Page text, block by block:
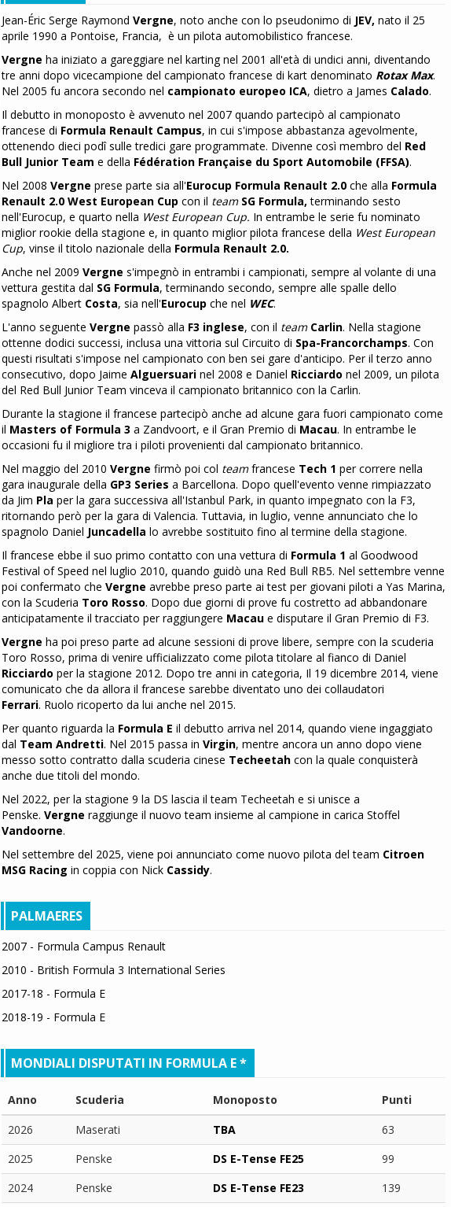
Jean-Éric Serge Raymond Vergne, noto anche con lo pseudonimo di JEV, nato il 25
aprile 1990 a Pontoise, Francia, è un pilota automobilistico francese.
Vergne ha iniziato a gareggiare nel karting nel 2001 all'età di undici anni, diventando
tre anni dopo vicecampione del campionato francese di kart denominato Rotax Max.
Nel 2005 fu ancora secondo nel campionato europeo ICA, dietro a James Calado.
Il debutto in monoposto è avvenuto nel 2007 quando partecipò al campionato
francese di Formula Renault Campus, in cui s'impose abbastanza agevolmente,
ottenendo dieci podî sulle tredici gare programmate. Divenne così membro del Red
Bull Junior Team e della Fédération Française du Sport Automobile (FFSA).
Nel 2008 Vergne prese parte sia all'Eurocup Formula Renault 2.0che alla Formula
Renault 2.0 West European Cup con il team SG Formula,terminando sesto
nell'Eurocup, e quarto nella West European Cup. In entrambe le serie fu nominato
miglior rookie della stagione e, in quanto miglior pilota francese della West European
Cup, vinse il titolo nazionale della Formula Renault 2.0.
Anche nel 2009 Vergne s'impegnò in entrambi i campionati, sempre al volante di una
vettura gestita dal SG Formula, terminando secondo, sempre alle spalle dello
spagnolo Albert Costa, sia nell'Eurocup che nel WEC.
L'anno seguente Vergne passò alla F3 inglese, con il team Carlin. Nella stagione
ottenne dodici successi, inclusa una vittoria sul Circuito di Spa-Francorchamps. Con
questi risultati s'impose nel campionato con ben sei gare d'anticipo. Per il terzo anno
consecutivo, dopo Jaime Alguersuarinel 2008 e Daniel Ricciardo nel 2009, un pilota
del Red Bull Junior Team vinceva il campionato britannico con la Carlin.
Durante la stagione il francese partecipò anche ad alcune gara fuori campionato come
il Masters of Formula 3 a Zandvoort, e il Gran Premio di Macau. In entrambe le
occasioni fu il migliore tra i piloti provenienti dal campionato britannico.
Nel maggio del 2010 Vergne firmò poi col teamfrancese Tech 1 per correre nella
gara inaugurale della GP3 Series a Barcellona. Dopo quell'evento venne rimpiazzato
da Jim Pla per la gara successiva all'Istanbul Park, in quanto impegnato con la F3,
ritornando però per la gara di Valencia. Tuttavia, in luglio, venne annunciato che lo
spagnolo Daniel Juncadella lo avrebbe sostituito fino al termine della stagione.
Il francese ebbe il suo primo contatto con una vettura di Formula 1 al Goodwood
Festival of Speed nel luglio 2010, quando guidò una Red Bull RB5. Nel settembre venne
poi confermato che Vergne avrebbe preso parte ai test per giovani piloti a Yas Marina,
con la Scuderia Toro Rosso. Dopo due giorni di prove fu costretto ad abbandonare
anticipatamente il tracciato per raggiungere Macaue disputare il Gran Premio di F3.
Vergne ha poi preso parte ad alcune sessioni di prove libere, sempre con la scuderia
Toro Rosso, prima di venire ufficializzato come pilota titolare al fianco di Daniel
Ricciardo per la stagione 2012. Dopo tre anni in categoria, Il 19 dicembre 2014, viene
comunicato che da allora il francese sarebbe diventato uno dei collaudatori
Ferrari. Ruolo ricoperto da lui anche nel 2015.
Per quanto riguarda la Formula E il debutto arriva nel 2014, quando viene ingaggiato
dal Team Andretti. Nel 2015 passa in Virgin, mentre ancora un anno dopo viene
messo sotto contratto dalla scuderia cinese Techeetahcon la quale conquisterà
anche due titoli del mondo.
Nel 2022, per la stagione 9 la DS lascia il team Techeetah e si unisce a
Penske. Vergne raggiunge il nuovo team insieme al campione in carica Stoffel
Vandoorne.
Nel settembre del 2025, viene poi annunciato come nuovo pilota del team Citroen
MSG Racing in coppia con Nick Cassidy.
PALMAERES
2007 - Formula Campus Renault
2010 - British Formula 3 International Series
2017-18 - Formula E
2018-19 - Formula E
MONDIALI DISPUTATI IN FORMULA E *
Anno Scuderia Monoposto
Punti
2026
Maserati TBA
63
2025
Penske DS E-Tense FE25
99
2024
Penske DS E-Tense FE23
139